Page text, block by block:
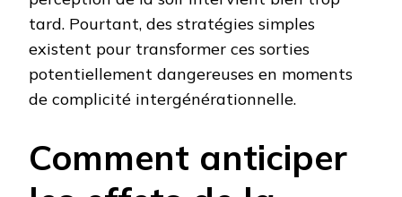
tard. Pourtant, des stratégies simples
existent pour transformer ces sorties
potentiellement dangereuses en moments
de complicité intergénérationnelle.
Comment anticiper